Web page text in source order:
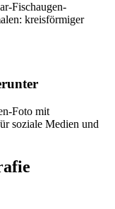
Fischaugen-
kreisförmiger
Foto mit
soziale Medien und